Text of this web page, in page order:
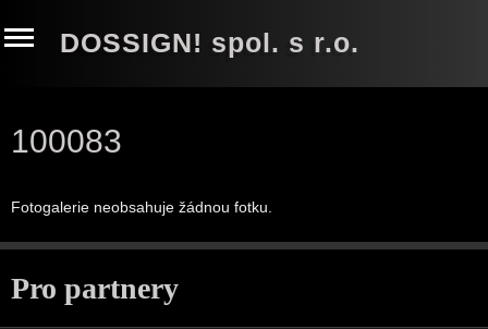
DOSSIGN! spol. s r.o.
100083
Fotogalerie neobsahuje žádnou fotku.
Pro partnery